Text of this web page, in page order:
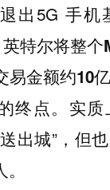
出5G 手机
特尔将整
金额约10
终点。实
出城”，但